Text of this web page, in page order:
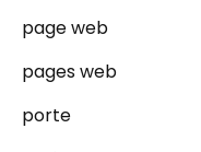
page web
pages web
porte